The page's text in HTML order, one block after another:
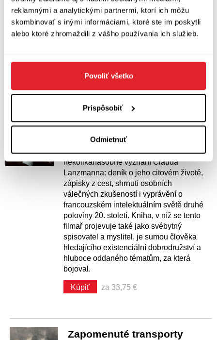
reklamnými a analytickými partnermi, ktorí ich môžu
skombinovať s inými informáciami, ktoré ste im poskytli
alebo ktoré zhromaždili z vášho používania ich služieb.
Povoliť všetko
Prispôsobiť
Odmietnuť
Kníhkupectvo, ktoré pre vás už dvadsaťpäť rokov
vyberá knihy.
Patagonský zajíc
Lanzmann Claude
zajíc (ve francouzském originále poprvé
vyšla v roce 2009) přináší působivé
několikanásobné vyznání Clauda
Lanzmanna: deník o jeho citovém životě,
zápisky z cest, shrnutí osobních
válečných zkušeností i vyprávění o
francouzském intelektuálním světě druhé
poloviny 20. století. Kniha, v níž se tento
filmař projevuje také jako svébytný
spisovatel a myslitel, je sumou člověka
hledajícího existenciální dobrodružství a
hluboce oddaného tématům, za která
bojoval.
Kúpiť za 33,75 €
Zapomenuté transporty